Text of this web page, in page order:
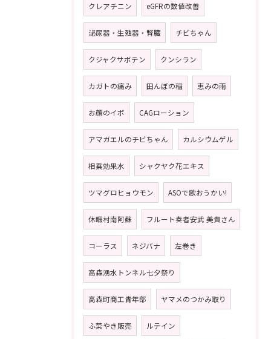
クレアチニン eGFRの数値改善
泌尿器・生殖器・腎臓 チビちゃん
クジャクサボテン クンシラン
カガトの痛み 田んぼの稲 恵みの雨
お顔のイボ CAGローション
アマガエルのチビちゃん カルシウムゲル
相乗効果水 シャクヤク花エキス
ツマグロヒョウモン ASOで歌おうかい!
休暇村南阿蘇 フルート奏者安武 美貴さん
コーラス ネジバナ 左巻き
高森湧水トンネル七夕祭り
高森町商工青年部 ヤマメのつかみ取り
ふ菜やき販売 ルテイン